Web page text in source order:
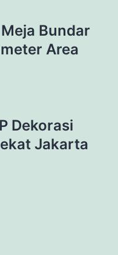
Bundar
Area
Dekorasi
Jakarta